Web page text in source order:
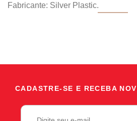
Fabricante: Silver Plastic.
CADASTRE-SE E RECEBA